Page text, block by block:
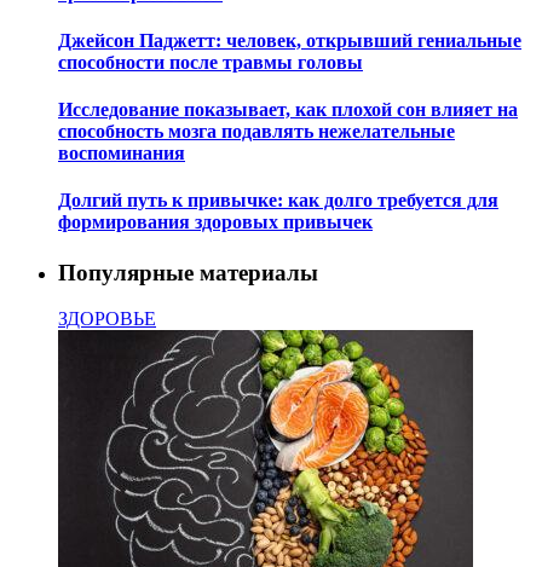
Джейсон Паджетт: человек, открывший гениальные
способности после травмы головы
Исследование показывает, как плохой сон влияет на
способность мозга подавлять нежелательные
воспоминания
Долгий путь к привычке: как долго требуется для
формирования здоровых привычек
Популярные материалы
ЗДОРОВЬЕ